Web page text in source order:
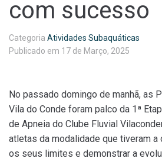
com sucesso
Categoria Atividades Subaquáticas
Publicado em 17 de Março, 2025
No passado domingo de manhã, as
Vila do Conde foram palco da 1ª
de Apneia do Clube Fluvial
atletas da modalidade que tiveram
os seus limites e demonstrar a